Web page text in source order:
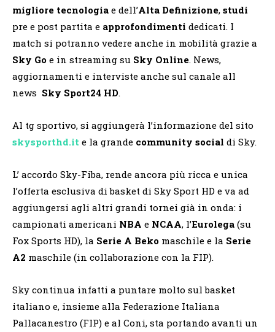
migliore tecnologia e dell’Alta Definizione, studi
pre e post partita e approfondimenti dedicati. I
match si potranno vedere anche in mobilità grazie a
Sky Go e in streaming su Sky Online. News,
aggiornamenti e interviste anche sul canale all
news Sky Sport24 HD.
Al tg sportivo, si aggiungerà l’informazione del sito
skysporthd.it e la grande community social di Sky.
L’ accordo Sky-Fiba, rende ancora più ricca e unica
l’offerta esclusiva di basket di Sky Sport HD e va ad
aggiungersi agli altri grandi tornei già in onda: i
campionati americani NBA e NCAA, l’Eurolega (su
Fox Sports HD), la Serie A Beko maschile e la Serie
A2 maschile (in collaborazione con la FIP).
Sky continua infatti a puntare molto sul basket
italiano e, insieme alla Federazione Italiana
Pallacanestro (FIP) e al Coni, sta portando avanti un